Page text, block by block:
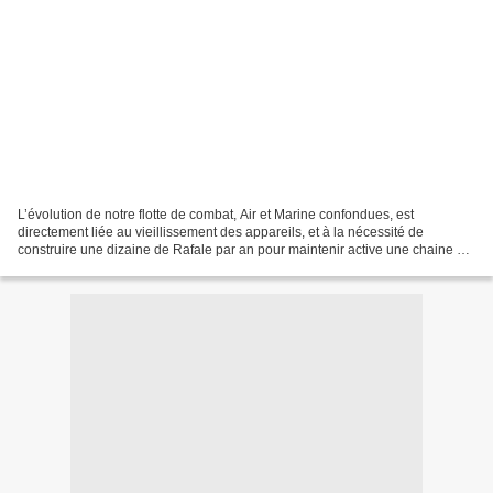
L’évolution de notre flotte de combat, Air et Marine confondues, est
directement liée au vieillissement des appareils, et à la nécessité de
construire une dizaine de Rafale par an pour maintenir active une chaine de